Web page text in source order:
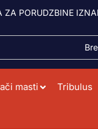
ZA PORUDZBINE
masti Tribulus